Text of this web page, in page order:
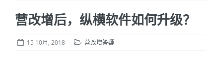
营改增后，纵横软件如何升级？
15 10月, 2018 营改增答疑